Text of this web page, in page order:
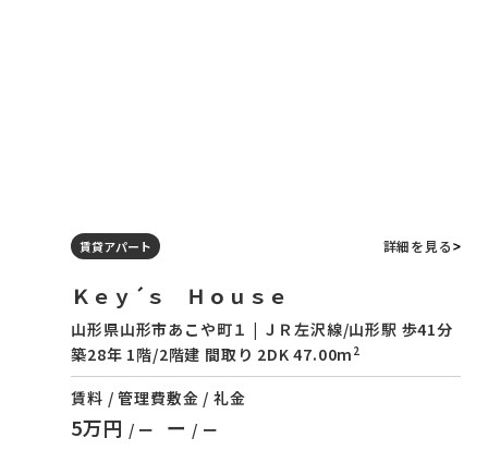
賃貸アパート 詳細を見る
Ｋｅｙ´ｓ Ｈｏｕｓｅ
山形県山形市あこや町１ | ＪＲ左沢線/山形駅 歩41分
築28年 1階/2階建 間取り 2DK 47.00m 2
賃料 / 管理費
5万円 / ー
敷金 / 礼金
ー / ー